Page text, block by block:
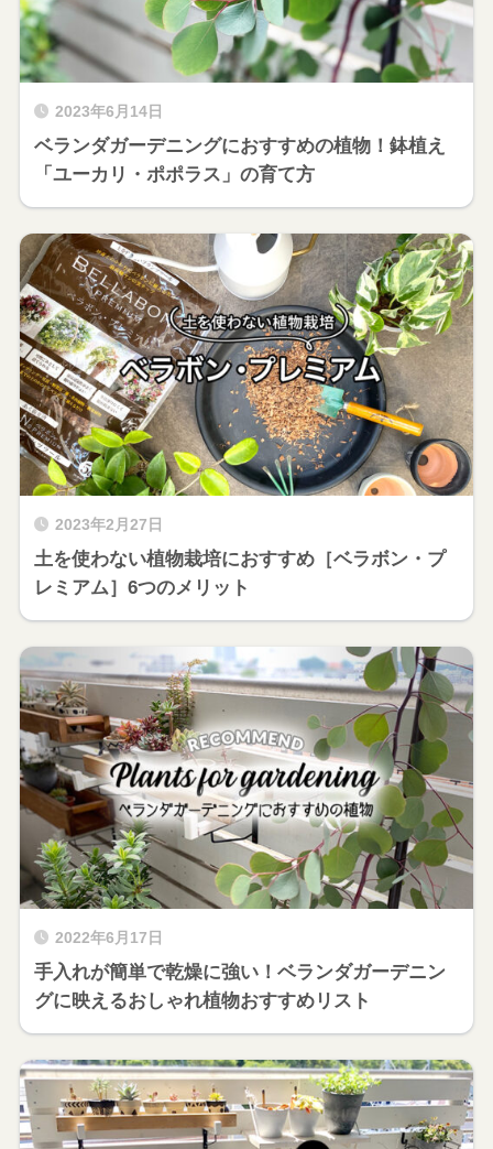
2023年6月14日
ベランダガーデニングにおすすめの植物！鉢植え
「ユーカリ・ポポラス」の育て方
2023年2月27日
土を使わない植物栽培におすすめ［ベラボン・プ
レミアム］6つのメリット
2022年6月17日
手入れが簡単で乾燥に強い！ベランダガーデニン
グに映えるおしゃれ植物おすすめリスト